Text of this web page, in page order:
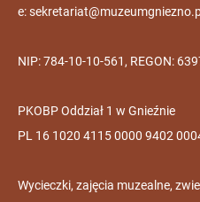
e:
NIP: 784-10-10-561, REGON:
PKOBP Oddział 1 w Gnieźnie
PL 16 1020 4115 0000 9402
Wycieczki, zajęcia muzealne,